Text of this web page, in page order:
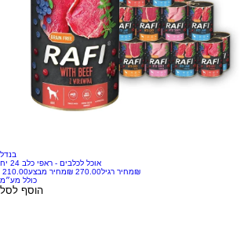
בנדל
אוכל לכלבים - ראפי כלב 24 יח
מחיר רגיל
מחיר מבצע
‏210.00 ‏₪
כולל מע״מ
הוסף לסל